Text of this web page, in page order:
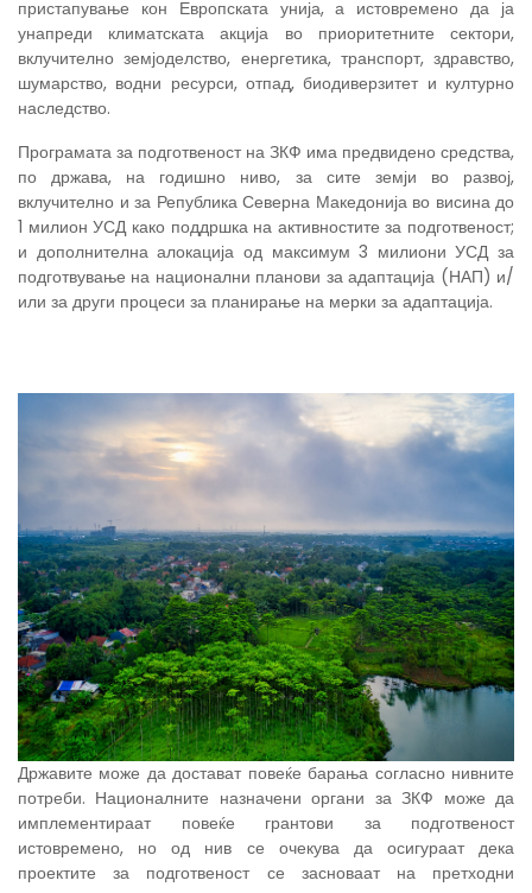
пристапување кон Европската унија, а истовремено да ја
унапреди климатската акција во приоритетните сектори,
вклучително земјоделство, енергетика, транспорт, здравство,
шумарство, водни ресурси, отпад, биодиверзитет и културно
наследство.
Програмата за подготвеност на ЗКФ има предвидено средства,
по држава, на годишно ниво, за сите земји во развој,
вклучително и за Република Северна Македонија во висина до
1 милион УСД како поддршка на активностите за подготвеност;
и дополнителна алокација од максимум 3 милиони УСД за
подготвување на национални планови за адаптација (НАП) и/
или за други процеси за планирање на мерки за адаптација.
Државите може да достават повеќе барања согласно нивните
потреби. Националните назначени органи за ЗКФ може да
имплементираат повеќе грантови за подготвеност
истовремено, но од нив се очекува да осигураат дека
проектите за подготвеност се засноваат на претходни